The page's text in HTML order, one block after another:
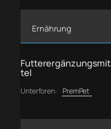
Ernährung
Futterergänzungsmit
tel
Unterforen: PremPet